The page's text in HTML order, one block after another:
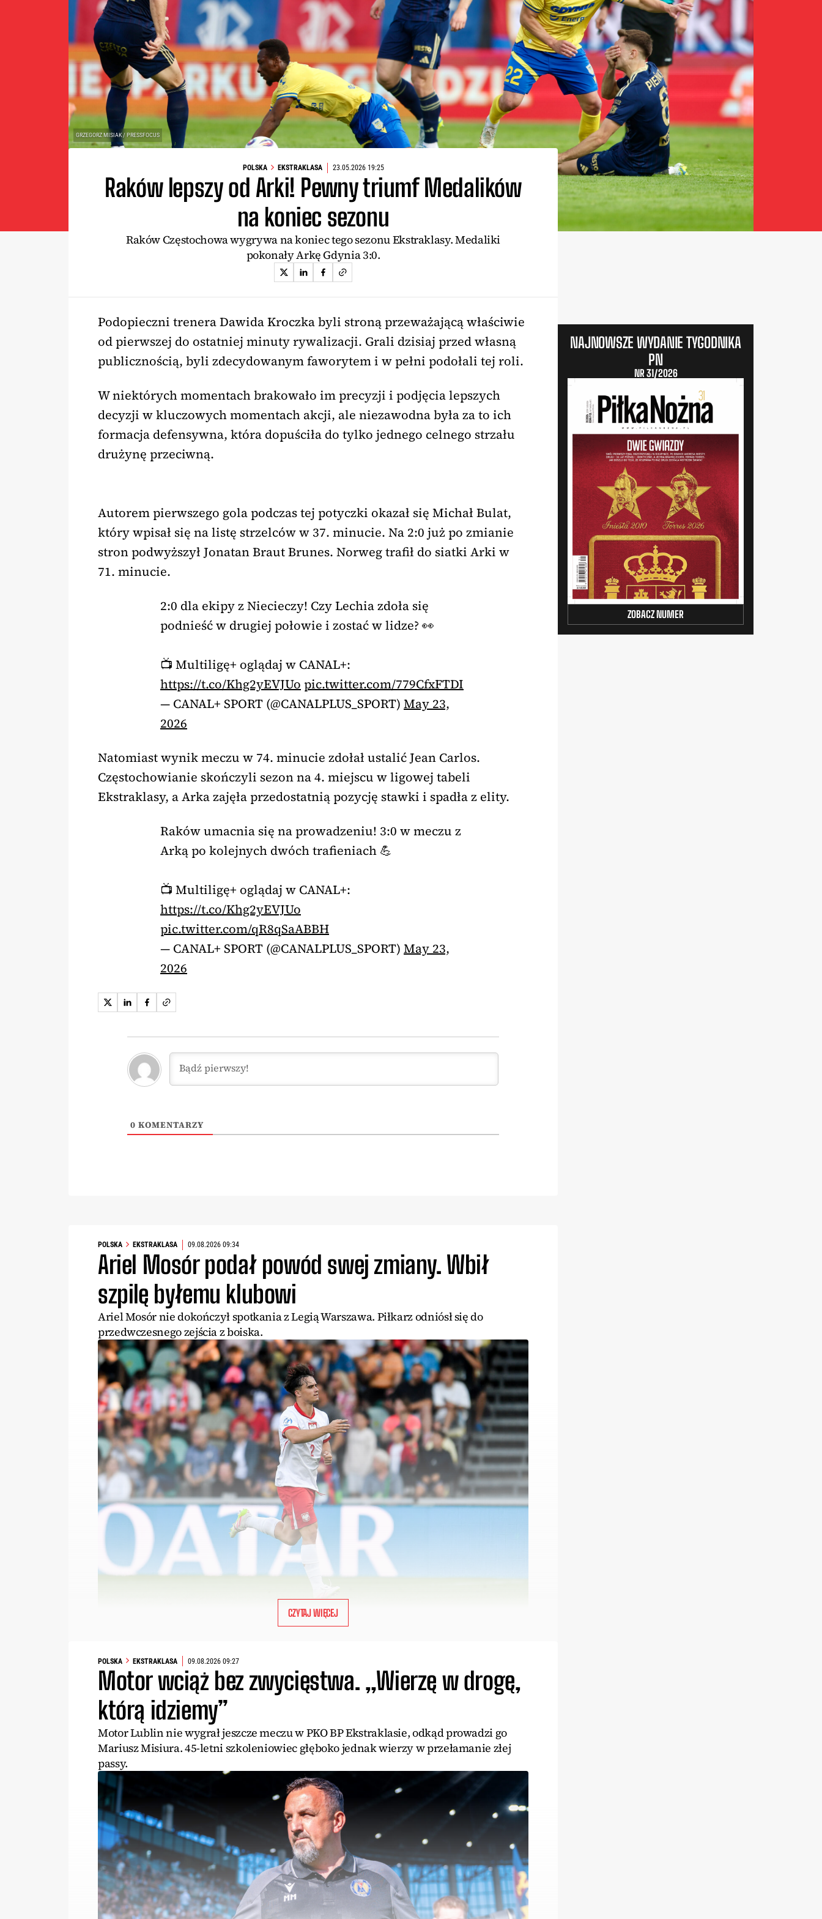
GRZEGORZ MISIAK / PRESSFOCUS
POLSKA EKSTRAKLASA 23.05.2026 19:25
Raków lepszy od Arki! Pewny triumf Medalików
na koniec sezonu
Raków Częstochowa wygrywa na koniec tego sezonu Ekstraklasy. Medaliki
pokonały Arkę Gdynia 3:0.
Podopieczni trenera Dawida Kroczka byli stroną przeważającą właściwie
od pierwszej do ostatniej minuty rywalizacji. Grali dzisiaj przed własną
publicznością, byli zdecydowanym faworytem i w pełni podołali tej roli.
W niektórych momentach brakowało im precyzji i podjęcia lepszych
decyzji w kluczowych momentach akcji, ale niezawodna była za to ich
formacja defensywna, która dopuściła do tylko jednego celnego strzału
drużynę przeciwną.
Autorem pierwszego gola podczas tej potyczki okazał się Michał Bulat,
który wpisał się na listę strzelców w 37. minucie. Na 2:0 już po zmianie
stron podwyższył Jonatan Braut Brunes. Norweg trafił do siatki Arki w
71. minucie.
2:0 dla ekipy z Niecieczy! Czy Lechia zdoła się
podnieść w drugiej połowie i zostać w lidze? 👀
📺 Multiligę+ oglądaj w CANAL+:
https://t.co/Khg2yEVJUo pic.twitter.com/779CfxFTDI
— CANAL+ SPORT (@CANALPLUS_SPORT) May 23,
2026
Natomiast wynik meczu w 74. minucie zdołał ustalić Jean Carlos.
Częstochowianie skończyli sezon na 4. miejscu w ligowej tabeli
Ekstraklasy, a Arka zajęła przedostatnią pozycję stawki i spadła z elity.
Raków umacnia się na prowadzeniu! 3:0 w meczu z
Arką po kolejnych dwóch trafieniach 💪
📺 Multiligę+ oglądaj w CANAL+:
https://t.co/Khg2yEVJUo
pic.twitter.com/qR8qSaABBH
— CANAL+ SPORT (@CANALPLUS_SPORT) May 23,
2026
0 KOMENTARZY
NAJNOWSZE WYDANIE TYGODNIKA
PN
NR 31/2026
ZOBACZ NUMER
POLSKA EKSTRAKLASA 09.08.2026 09:34
Ariel Mosór podał powód swej zmiany. Wbił
szpilę byłemu klubowi
Ariel Mosór nie dokończył spotkania z Legią Warszawa. Piłkarz odniósł się do
przedwczesnego zejścia z boiska.
CZYTAJ WIĘCEJ
POLSKA EKSTRAKLASA 09.08.2026 09:27
Motor wciąż bez zwycięstwa. „Wierzę w drogę,
którą idziemy”
Motor Lublin nie wygrał jeszcze meczu w PKO BP Ekstraklasie, odkąd prowadzi go
Mariusz Misiura. 45-letni szkoleniowiec głęboko jednak wierzy w przełamanie złej
passy.